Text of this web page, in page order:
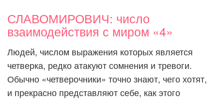
СЛАВОМИРОВИЧ: число
взаимодействия с миром «4»
Людей, числом выражения которых является
четверка, редко атакуют сомнения и тревоги.
Обычно «четверочники» точно знают, чего хотят,
и прекрасно представляют себе, как этого